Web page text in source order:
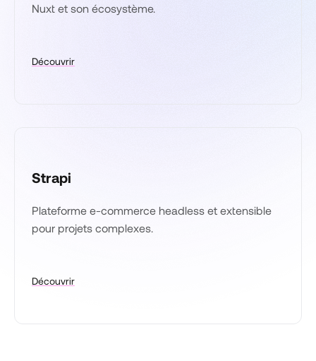
Nuxt et son écosystème.
Découvrir
Strapi
Plateforme e-commerce headless et extensible
pour projets complexes.
Découvrir